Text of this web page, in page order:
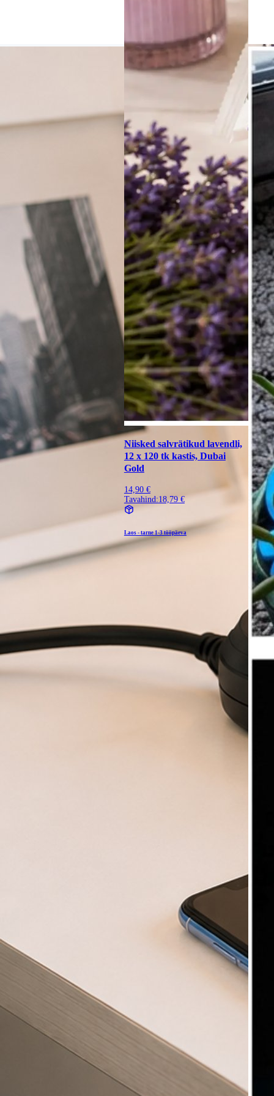
Niisked salvrätikud lavendli,
12 x 120 tk kastis, Dubai
Gold
14,90 €
Tavahind:18,79 €
Laos - tarne1-3 tööpäeva